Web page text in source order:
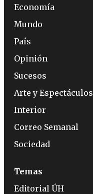
Economía
Mundo
País
Opinión
Sucesos
Arte y Espectáculos
Interior
Correo Semanal
Sociedad
Temas
Editorial ÚH